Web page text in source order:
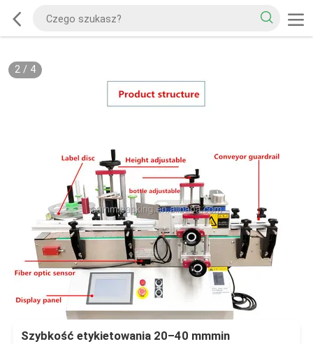
2/ 4
Szybkość etykietowania 20–40 mmmin